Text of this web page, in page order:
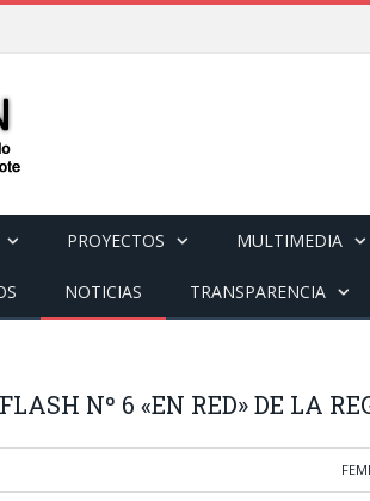
PROYECTOS MULTIMEDIA
NOTICIAS TRANSPARENCIA
Nº 6 «EN RED» DE LA